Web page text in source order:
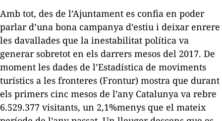
Amb tot, des de l’Ajuntament es confia en poder
parlar d’una bona campanya d’estiu i deixar enrere
les davallades que la inestabilitat política va
generar sobretot en els darrers mesos del 2017. De
moment les dades de l’Estadística de moviments
turístics a les fronteres (Frontur) mostra que durant
els primers cinc mesos de l’any Catalunya va rebre
6.529.377 visitants, un 2,1%menys que el mateix